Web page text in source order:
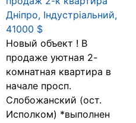
Дніпро, Індустріальний,
41000 $
Новый объект ! В
продаже уютная 2-
комнатная квартира в
начале просп.
Слобожанский (ост.
Исполком) *выполнен